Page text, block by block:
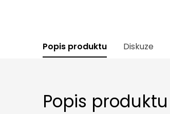
Popis produktu Diskuze
Popis produktu